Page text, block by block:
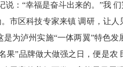
：“幸福是奋斗出来的。”我
区科技专家来镇 调研，让人
为泸州实施“一体两翼”特色
果”品牌做大做强之日，便是